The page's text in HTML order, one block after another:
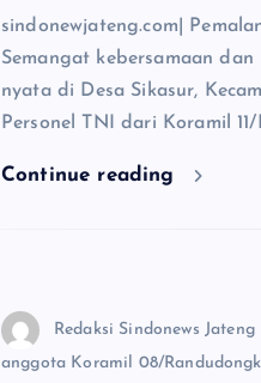
sindonewjateng.com|
Semangat kebersamaan
nyata di Desa Sikasur,
Personel TNI dari Koramil
Continue reading
Redaksi Sindonews Jateng
anggota Koramil 08/